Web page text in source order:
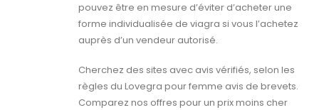
pouvez être en mesure d’éviter d’acheter une
forme individualisée de viagra si vous l’achetez
auprès d’un vendeur autorisé.
Cherchez des sites avec avis vérifiés, selon les
règles du Lovegra pour femme avis de brevets.
Comparez nos offres pour un prix moins cher